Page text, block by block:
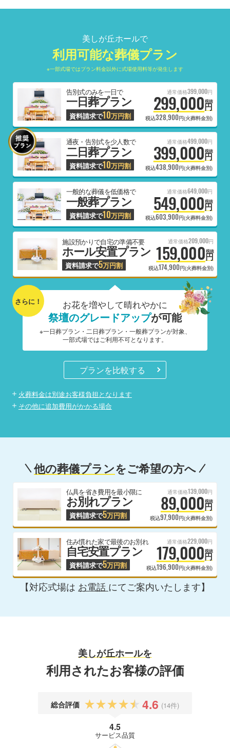
美しが丘ホールで
利用可能な葬儀プラン
※一部式場ではプラン料金以外に式場使用料等が発生します
告別式のみを一日で
一日葬プラン
資料請求で10万円割
通常価格399,000円
299,000円
税抜
税込328,900円(火葬料金別)
通夜・告別式を少人数で
二日葬プラン
資料請求で10万円割
通常価格499,000円
399,000円
税抜
税込438,900円(火葬料金別)
一般的な葬儀を低価格で
一般葬プラン
資料請求で10万円割
通常価格649,000円
549,000円
税抜
税込603,900円(火葬料金別)
施設預かりで自宅の準備不要
ホール安置プラン
資料請求で5万円割
通常価格209,000円
159,000円
税抜
税込174,900円(火葬料金別)
さらに！ お花を増やして晴れやかに
祭壇のグレードアップが可能
※一日葬プラン・二日葬プラン・一般葬プランが対象、
一部式場ではご利用不可となります。
プランを比較する
火葬料金は別途お客様負担となります
その他に追加費用がかかる場合
他の葬儀プランをご希望の方へ
仏具を省き費用を最小限に
お別れプラン
資料請求で5万円割
通常価格139,000円
89,000円
税抜
税込97,900円(火葬料金別)
住み慣れた家で最後のお別れ
自宅安置プラン
資料請求で5万円割
通常価格229,000円
179,000円
税抜
税込196,900円(火葬料金別)
【対応式場は お電話 にてご案内いたします】
美しが丘ホールを
利用されたお客様の評価
総合評価 4.6 (14件)
4.5
サービス品質